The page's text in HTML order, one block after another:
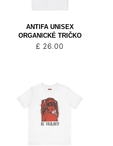
ANTIFA UNISEX
ORGANICKÉ TRIČKO
£ 26.00